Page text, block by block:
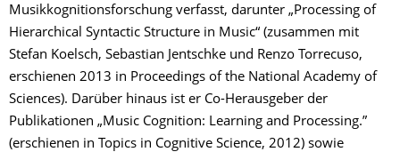
Musikkognitionsforschung verfasst, darunter „Processing of
Hierarchical Syntactic Structure in Music“ (zusammen mit
Stefan Koelsch, Sebastian Jentschke und Renzo Torrecuso,
erschienen 2013 in Proceedings of the National Academy of
Sciences). Darüber hinaus ist er Co-Herausgeber der
Publikationen „Music Cognition: Learning and Processing.”
(erschienen in Topics in Cognitive Science, 2012) sowie